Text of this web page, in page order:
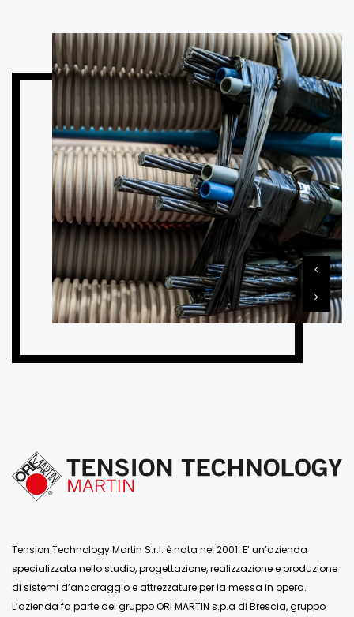
Tension Technology Martin S.r.l. è nata nel 2001. E’ un’azienda
specializzata nello studio, progettazione, realizzazione e produzione
di sistemi d’ancoraggio e attrezzature per la messa in opera.
L’azienda fa parte del gruppo ORI MARTIN s.p.a di Brescia, gruppo